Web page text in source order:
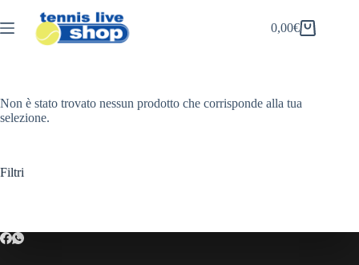
al
contenuto
Carrello
0,00€
Non è stato trovato nessun prodotto che corrisponde alla tua
selezione.
Filtri